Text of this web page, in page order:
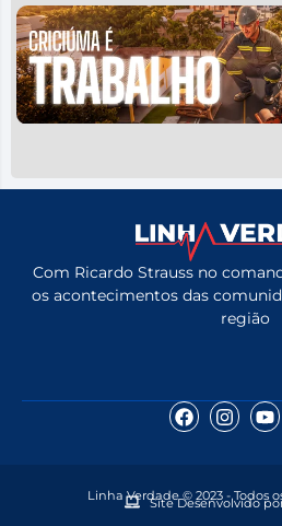
Com Ricardo Strauss no
os acontecimentos das
região
Linha Verdade © 2023 - Todos
Site Desenvolvido